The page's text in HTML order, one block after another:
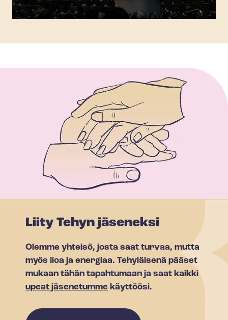
Liity Tehyn jäseneksi
Olemme yhteisö, josta saat turvaa, mutta
myös iloa ja energiaa. Tehyläisenä pääset
mukaan tähän tapahtumaan ja saat kaikki
upeat jäsenetumme käyttöösi.